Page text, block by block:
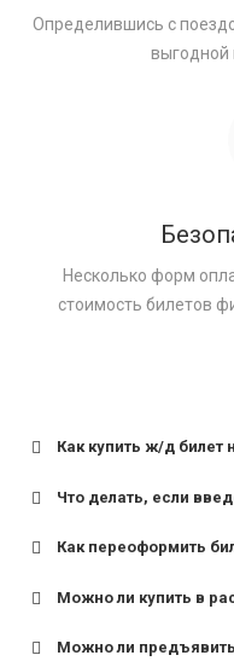
Определившись с
выгодной
Несколько форм
стоимость билетов
Как купить ж/д билет
Что делать, если
Как переоформить
Можно ли купить в
Можно ли